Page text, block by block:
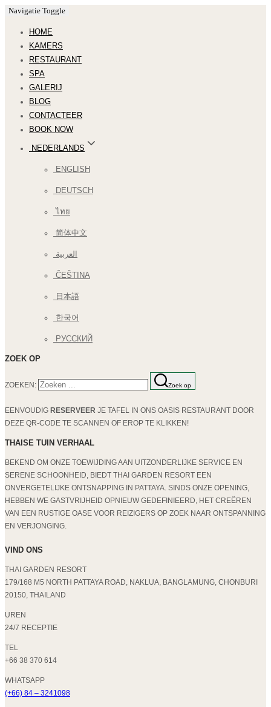
Navigatie Toggle
HOME
KAMERS
RESTAURANT
SPA
GALERIJ
BLOG
CONTACTEER
BOOK NOW
NEDERLANDS
ENGLISH
DEUTSCH
ไทย
简体中文
العربية
ČEŠTINA
日本語
한국어
РУССКИЙ
ZOEK OP
ZOEKEN: Zoek op
EENVOUDIG RESERVEER JE TAFEL IN ONS OASIS RESTAURANT DOOR
DEZE QR-CODE TE SCANNEN OF EROP TE KLIKKEN!
THAISE TUIN VERHAAL
BEKEND OM ONZE TOEWIJDING AAN UITZONDERLIJKE SERVICE EN
SERENE SCHOONHEID, BIEDT THAI GARDEN RESORT EEN
ONVERGETELIJKE ONTSNAPPING IN PATTAYA. SINDS ONZE OPENING,
HEBBEN WE GASTVRIJHEID OPNIEUW GEDEFINIEERD, HET CREËREN
VAN EEN RUSTIGE OASE VOOR REIZIGERS OP ZOEK NAAR ONTSPANNING
EN VERJONGING.
VIND ONS
THAI GARDEN RESORT
179/168 M5 NORTH PATTAYA ROAD, NAKLUA, BANGLAMUNG, CHONBURI
20150, THAILAND
UREN
24/7 RECEPTIE
TEL
+66 38 370 614
WHATSAPP
(+66) 84 – 3241098